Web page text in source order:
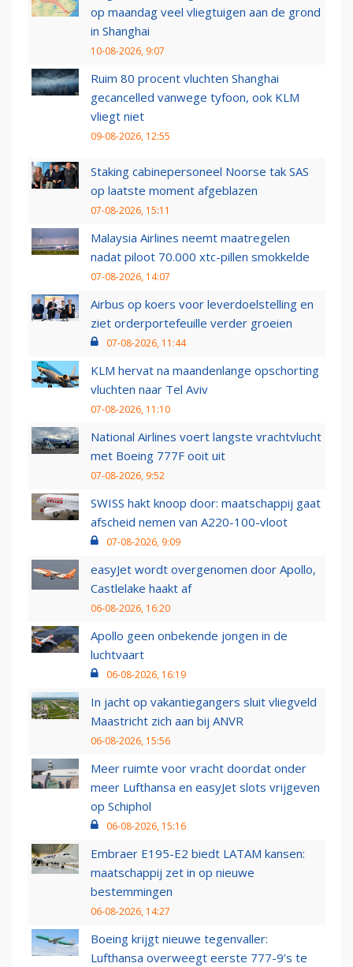
op maandag veel vliegtuigen aan de grond
in Shanghai
10-08-2026, 9:07
Ruim 80 procent vluchten Shanghai
gecancelled vanwege tyfoon, ook KLM
vliegt niet
09-08-2026, 12:55
Staking cabinepersoneel Noorse tak SAS
op laatste moment afgeblazen
07-08-2026, 15:11
Malaysia Airlines neemt maatregelen
nadat piloot 70.000 xtc-pillen smokkelde
07-08-2026, 14:07
Airbus op koers voor leverdoelstelling en
ziet orderportefeuille verder groeien
07-08-2026, 11:44
KLM hervat na maandenlange opschorting
vluchten naar Tel Aviv
07-08-2026, 11:10
National Airlines voert langste vrachtvlucht
met Boeing 777F ooit uit
07-08-2026, 9:52
SWISS hakt knoop door: maatschappij gaat
afscheid nemen van A220-100-vloot
07-08-2026, 9:09
easyJet wordt overgenomen door Apollo,
Castlelake haakt af
06-08-2026, 16:20
Apollo geen onbekende jongen in de
luchtvaart
06-08-2026, 16:19
In jacht op vakantiegangers sluit vliegveld
Maastricht zich aan bij ANVR
06-08-2026, 15:56
Meer ruimte voor vracht doordat onder
meer Lufthansa en easyJet slots vrijgeven
op Schiphol
06-08-2026, 15:16
Embraer E195-E2 biedt LATAM kansen:
maatschappij zet in op nieuwe
bestemmingen
06-08-2026, 14:27
Boeing krijgt nieuwe tegenvaller:
Lufthansa overweegt eerste 777-9’s te